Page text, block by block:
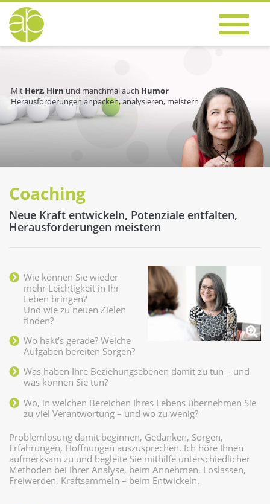
Mit Herz, Hirn und manchmal auch Humor
Herausforderungen anpacken, analysieren, meistern
Coaching
Neue Kraft entwickeln, Potenziale entfalten,
Herausforderungen meistern
Wie können Sie wieder
mehr Leichtigkeit in Ihr
Leben bringen?
Und wie zu neuen Zielen
finden?
Wo hakt’s gerade? Welche
Aufgaben bereiten Sorgen?
Was haben Ihre Beziehungsebenen damit zu tun – und
was können Sie tun?
Wo, in welchen Bereichen Ihres Lebens übernehmen Sie
zu viel Verantwortung – und wo zu wenig?
Problemlösung damit beginnen, Gedanken, Sorgen,
Erfahrungen, Hoffnungen auszusprechen. Ich höre Ihnen
aufmerksam zu und begleite Sie mithilfe unterschiedlicher
Methoden bei Ihrer Analyse, beim Annehmen, Loslassen,
Freiwerden, Kraftsammeln – beim Entwickeln.